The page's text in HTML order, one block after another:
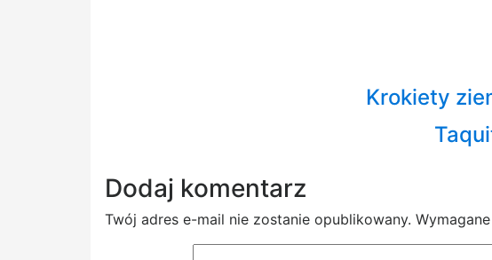
Krokiety
Dodaj komentarz
Twój adres e-mail nie zostanie opublikowany.